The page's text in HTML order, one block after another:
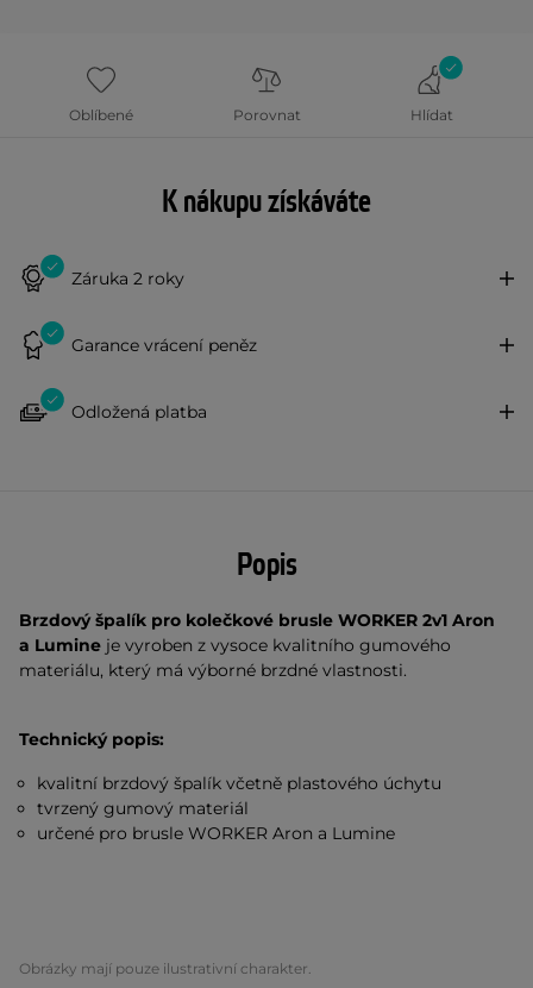
Oblíbené Porovnat Hlídat
K nákupu získáváte
Záruka 2 roky
Garance vrácení peněz
Odložená platba
Popis
Brzdový špalík pro kolečkové brusle WORKER 2v1 Aron
a Lumine je vyroben z vysoce kvalitního gumového
materiálu, který má výborné brzdné vlastnosti.
Technický popis:
kvalitní brzdový špalík včetně plastového úchytu
tvrzený gumový materiál
určené pro brusle WORKER Aron a Lumine
Obrázky mají pouze ilustrativní charakter.